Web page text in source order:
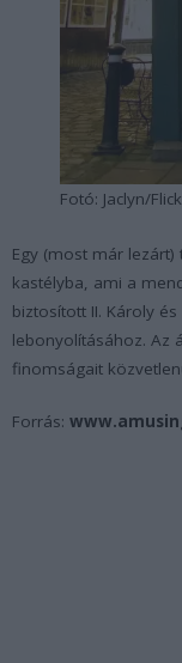
Fotó: Jaclyn/
Egy (most már
kastélyba, ami a
biztosított II. Károly
lebonyolításához. Az
finomságait
Forrás: